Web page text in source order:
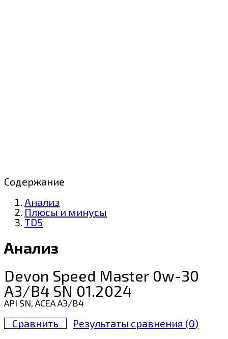
Содержание
Анализ
Плюсы и минусы
TDS
Анализ
Devon Speed Master 0w-30
A3/B4 SN 01.2024
API SN, ACEA A3/B4
Сравнить Результаты сравнения (0)